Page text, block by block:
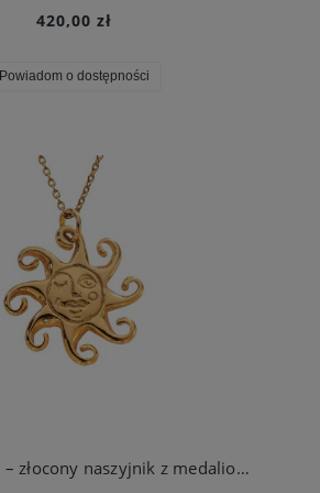
420,00 zł
Powiadom o dostępności
Sun Medallion – złocony naszyjnik z medalionem inspirowanym słońcem